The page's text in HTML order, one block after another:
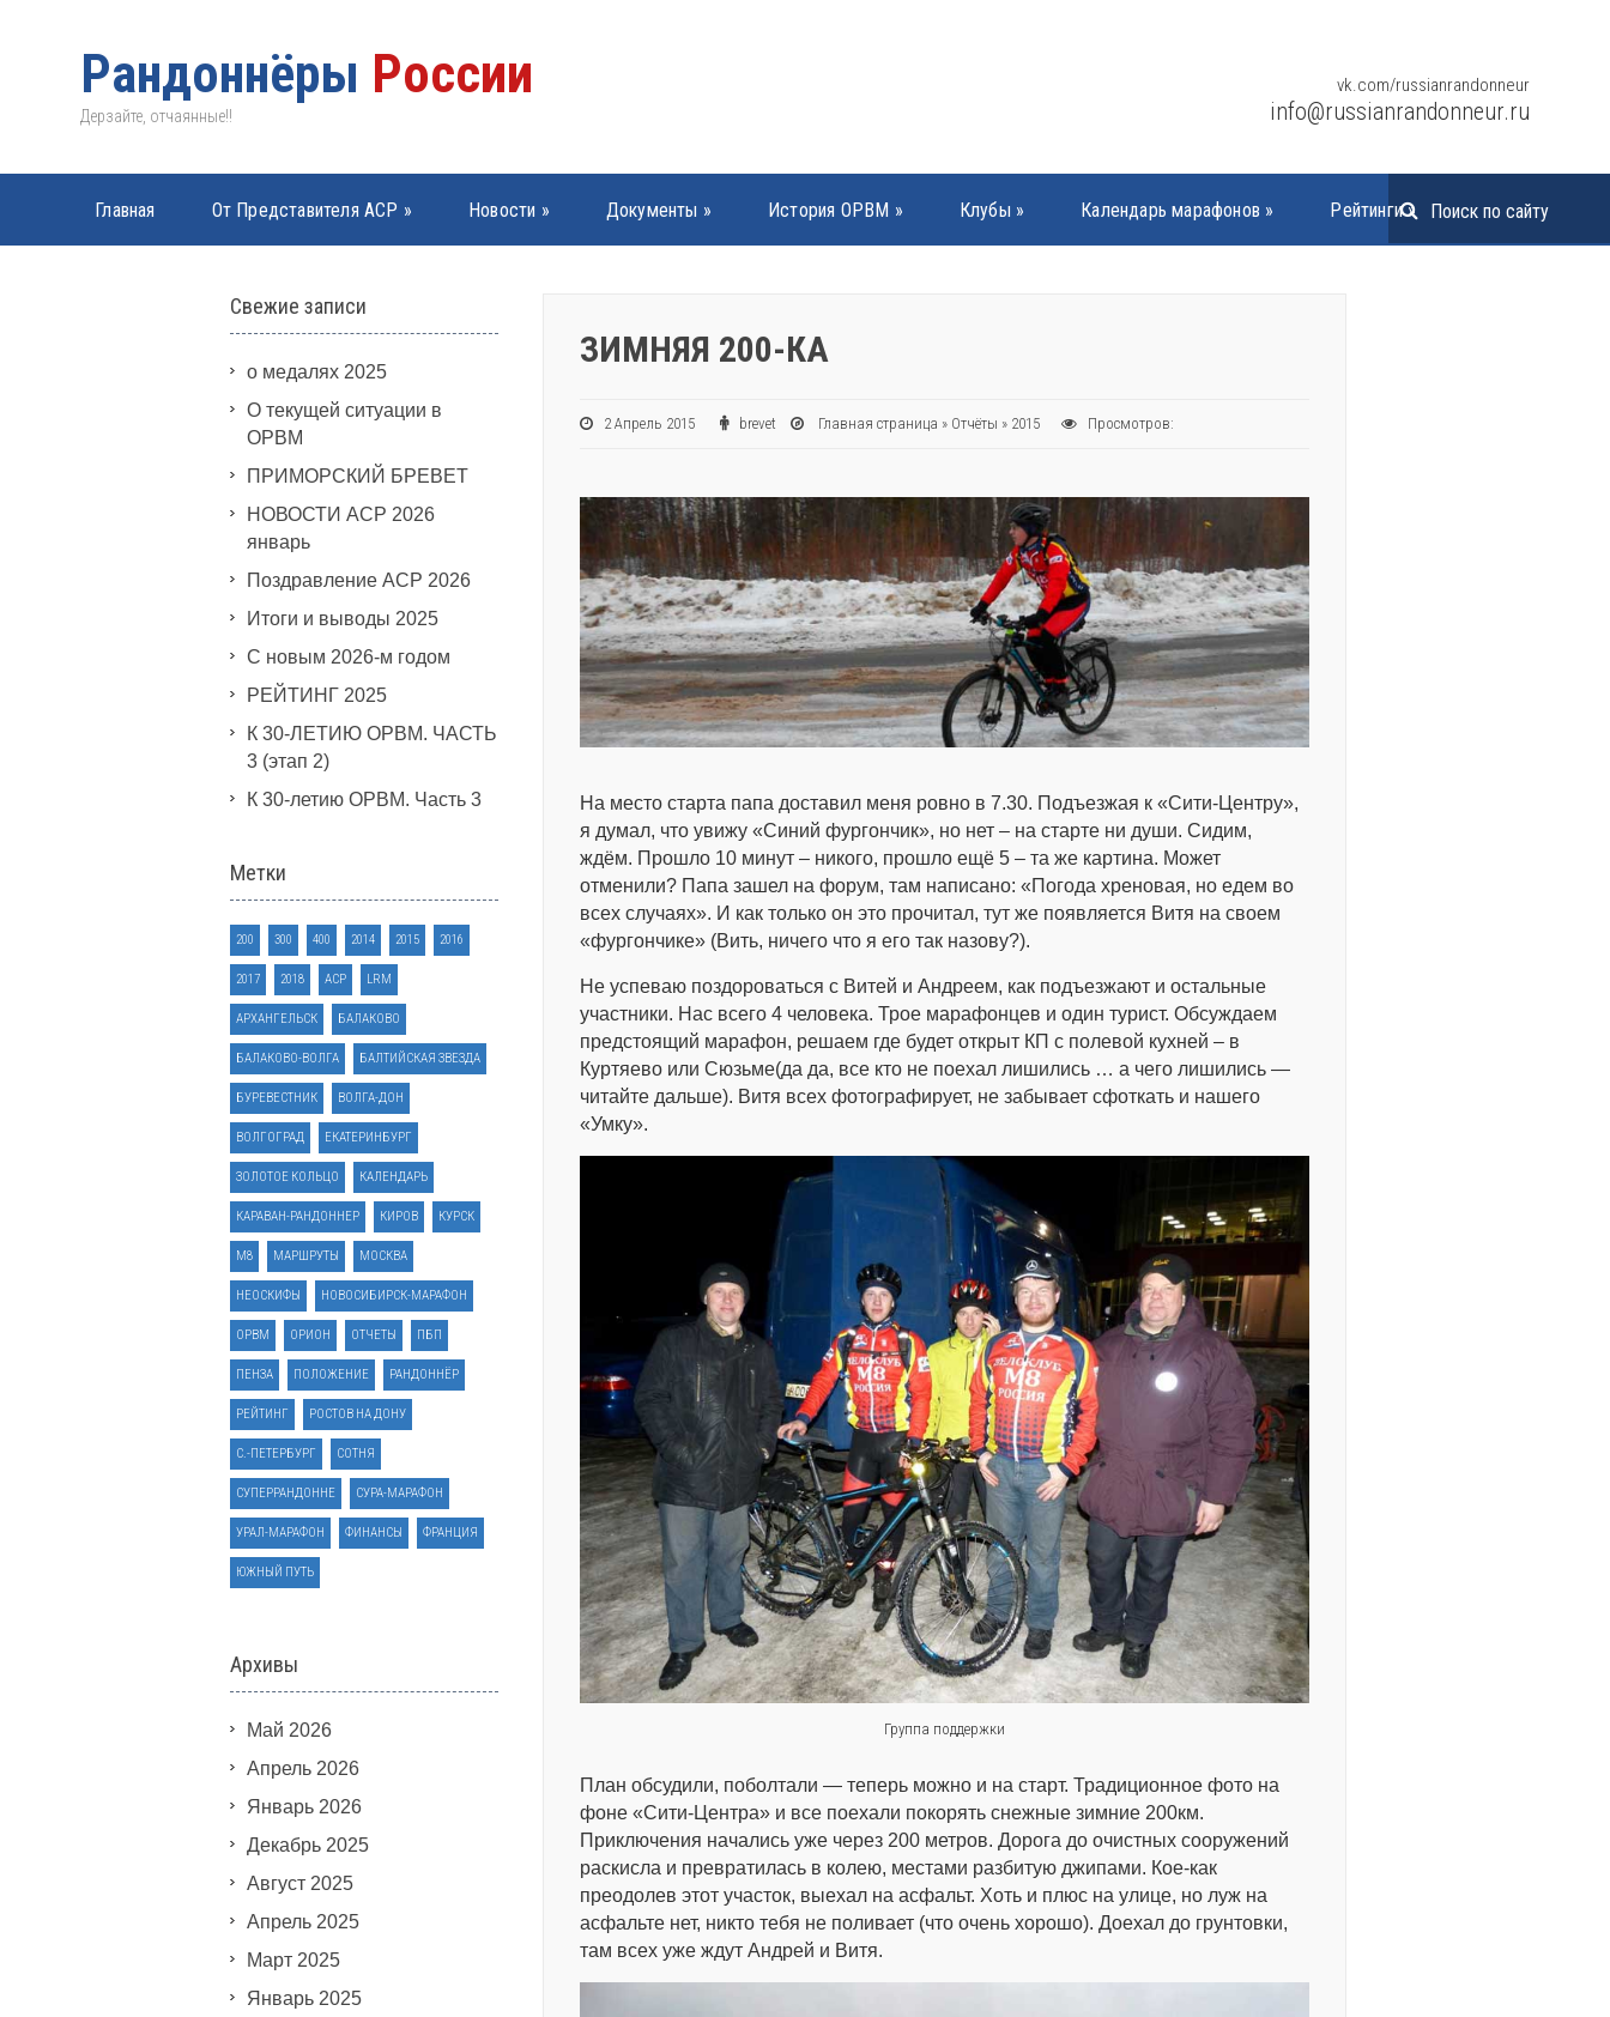
Рандоннёры России
Дерзайте, отчаянные!!
vk.com/russianrandonneur
info@russianrandonneur.ru
Главная От Представителя АСР » Новости » Документы » История ОРВМ » Клубы » Календарь марафонов » Рейтинги»
ЗИМНЯЯ 200-КА
2 Апрель 2015 brevet Главная страница » Отчёты » 2015 Просмотров:
На место старта папа доставил меня ровно в 7.30. Подъезжая к «Сити-Центру»,
я думал, что увижу «Синий фургончик», но нет – на старте ни души. Сидим,
ждём. Прошло 10 минут – никого, прошло ещё 5 – та же картина. Может
отменили? Папа зашел на форум, там написано: «Погода хреновая, но едем во
всех случаях». И как только он это прочитал, тут же появляется Витя на своем
«фургончике» (Вить, ничего что я его так назову?).
Не успеваю поздороваться с Витей и Андреем, как подъезжают и остальные
участники. Нас всего 4 человека. Трое марафонцев и один турист. Обсуждаем
предстоящий марафон, решаем где будет открыт КП с полевой кухней – в
Куртяево или Сюзьме(да да, все кто не поехал лишились … а чего лишились —
читайте дальше). Витя всех фотографирует, не забывает сфоткать и нашего
«Умку».
Группа поддержки
План обсудили, поболтали — теперь можно и на старт. Традиционное фото на
фоне «Сити-Центра» и все поехали покорять снежные зимние 200км.
Приключения начались уже через 200 метров. Дорога до очистных сооружений
раскисла и превратилась в колею, местами разбитую джипами. Кое-как
преодолев этот участок, выехал на асфальт. Хоть и плюс на улице, но луж на
асфальте нет, никто тебя не поливает (что очень хорошо). Доехал до грунтовки,
там всех уже ждут Андрей и Витя.
Свежие записи
о медалях 2025
О текущей ситуации в
ОРВМ
ПРИМОРСКИЙ БРЕВЕТ
НОВОСТИ АСР 2026
январь
Поздравление АСР 2026
Итоги и выводы 2025
С новым 2026-м годом
РЕЙТИНГ 2025
К 30-ЛЕТИЮ ОРВМ. ЧАСТЬ
3 (этап 2)
К 30-летию ОРВМ. Часть 3
Метки
200 300 400 2014 2015 2016
2017 2018 ACP LRM
АРХАНГЕЛЬСК БАЛАКОВО
БАЛАКОВО-ВОЛГА БАЛТИЙСКАЯ ЗВЕЗДА
БУРЕВЕСТНИК ВОЛГА-ДОН
ВОЛГОГРАД ЕКАТЕРИНБУРГ
ЗОЛОТОЕ КОЛЬЦО КАЛЕНДАРЬ
КАРАВАН-РАНДОННЕР КИРОВ КУРСК
М8 МАРШРУТЫ МОСКВА
НЕОСКИФЫ НОВОСИБИРСК-МАРАФОН
ОРВМ ОРИОН ОТЧЕТЫ ПБП
ПЕНЗА ПОЛОЖЕНИЕ РАНДОННЁР
РЕЙТИНГ РОСТОВ НА ДОНУ
С.-ПЕТЕРБУРГ СОТНЯ
СУПЕРРАНДОННЕ СУРА-МАРАФОН
УРАЛ-МАРАФОН ФИНАНСЫ ФРАНЦИЯ
ЮЖНЫЙ ПУТЬ
Архивы
Май 2026
Апрель 2026
Январь 2026
Декабрь 2025
Август 2025
Апрель 2025
Март 2025
Январь 2025